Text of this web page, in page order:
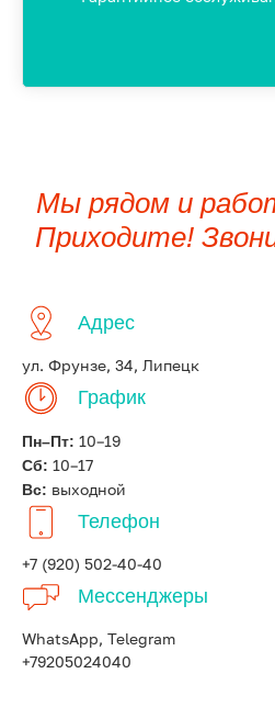
Мы рядом и
Приходите!
Адрес
ул. Фрунзе, 34, Липецк
График
Пн–Пт: 10–19
Сб: 10–17
Вс: выходной
Телефон
+7 (920) 502-40-40
Мессенджеры
WhatsApp, Telegram
+79205024040